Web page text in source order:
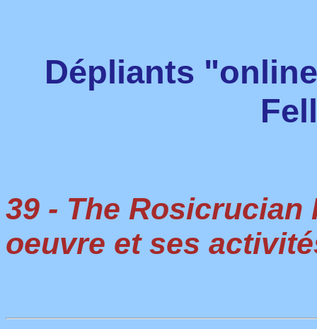
Dépliants
39 - The
oeuvre et ses